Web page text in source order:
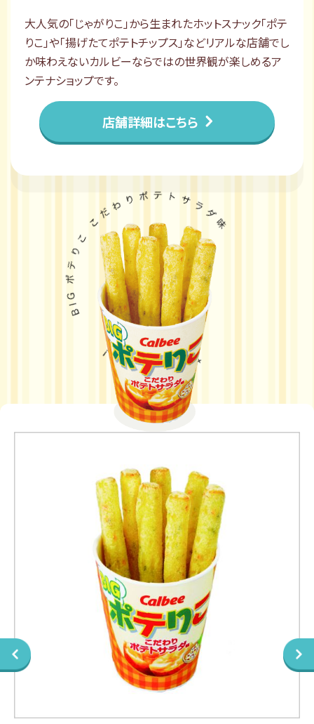
大人気の「じゃがりこ」から生まれたホットスナック「ポテ
りこ」や「揚げたてポテトチップス」などリアルな店舗でし
か味わえないカルビーならではの世界観が楽しめるア
ンテナショップです。
店舗詳細はこちら